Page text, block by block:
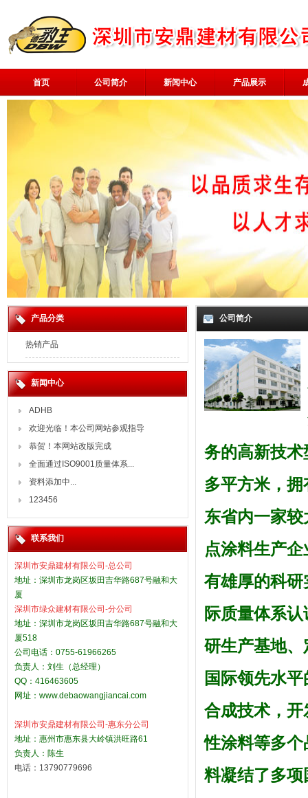
首页 公司简介 新闻中心 产品展示
产品分类
热销产品
新闻中心
ADHB
欢迎光临！本公司网站参观指导
恭贺！本网站改版完成
全面通过ISO9001质量体系...
资料添加中...
123456
联系我们
深圳市安鼎建材有限公司-总公司
地址：深圳市龙岗区坂田吉华路687号融和大
厦
深圳市绿众建材有限公司-分公司
地址：深圳市龙岗区坂田吉华路687号融和大
厦518
公司电话：0755-61966265
负责人：刘生（总经理）
QQ：416463605
网址： www.debaowangjiancai.com
深圳市安鼎建材有限公司-惠东分公司
地址：惠州市惠东县大岭镇洪旺路61
负责人：陈生
电话：13790779696
公司简介
务的高新技
多平方米，
东省内一家
点涂料生产
有雄厚的科
际质量体系
研生产基地
国际领先水
合成技术，
性涂料等多
料凝结了多